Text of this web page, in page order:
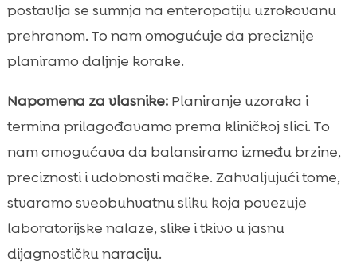
postavlja se sumnja na enteropatiju uzrokovanu
prehranom. To nam omogućuje da preciznije
planiramo daljnje korake.
Napomena za vlasnike:Planiranje uzoraka i
termina prilagođavamo prema kliničkoj slici. To
nam omogućava da balansiramo između brzine,
preciznosti i udobnosti mačke. Zahvaljujući tome,
stvaramo sveobuhvatnu sliku koja povezuje
laboratorijske nalaze, slike i tkivo u jasnu
dijagnostičku naraciju.